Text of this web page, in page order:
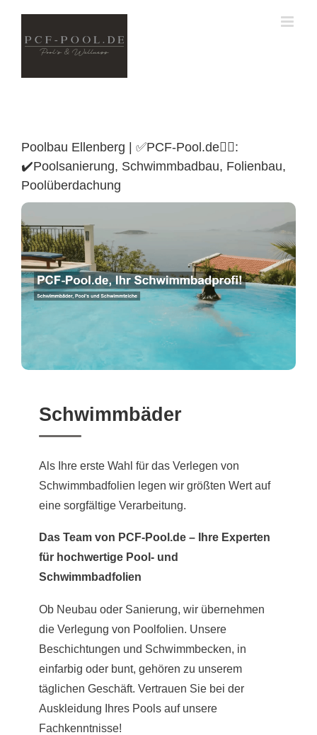
content
Poolbau Ellenberg | ✅PCF-Pool.de🏊🏼:
✔️Poolsanierung, Schwimmbadbau, Folienbau,
Poolüberdachung
Poolüberdachung
Schwimmbäder
Als Ihre erste Wahl für das Verlegen von
Schwimmbadfolien legen wir größten Wert auf
eine sorgfältige Verarbeitung.
Das Team von PCF-Pool.de – Ihre Experten
für hochwertige Pool- und
Schwimmbadfolien
Ob Neubau oder Sanierung, wir übernehmen
die Verlegung von Poolfolien. Unsere
Beschichtungen und Schwimmbecken, in
einfarbig oder bunt, gehören zu unserem
täglichen Geschäft. Vertrauen Sie bei der
Auskleidung Ihres Pools auf unsere
Fachkenntnisse!